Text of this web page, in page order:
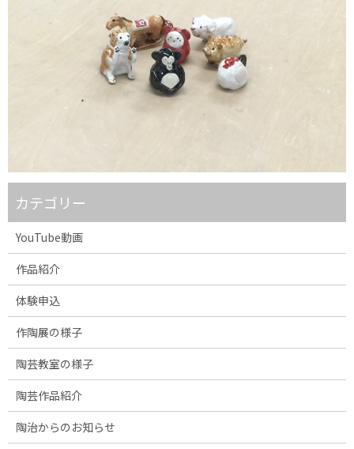
カテゴリー
YouTube動画
作品紹介
体験申込
作陶展の様子
陶芸教室の様子
陶芸作品紹介
陶治からのお知らせ